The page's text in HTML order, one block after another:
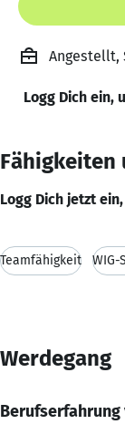
Angestellt,
Logg Dich ein,
Fähigkeiten
Logg Dich jetzt
Teamfähigkeit WIG-
Werdegang